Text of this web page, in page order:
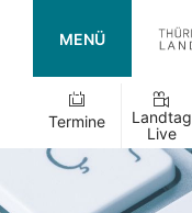
MENÜ
Termine
Landtag
Live